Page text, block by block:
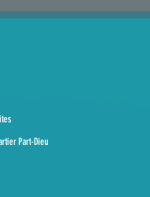
Part-Dieu